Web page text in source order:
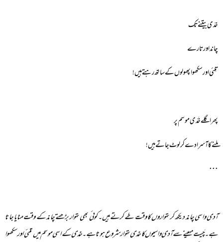
خدّی بیتنے تک
چاند اور تارے
تِلئی اور سکھوا پھولوں کے ساتھ رہتے ہیں!
پھر اگلے خَدّی موسم پر
ملنے کا آسرا دے کر لوٹ جاتے ہیں!
٠٠٠
آدی واسی چاند دیکھ کر تہواروں کا وقت طے کرتے ہیں۔ کوئی بھی تہوار بڑھتے چاند کے وقت منایا جاتا
ہے۔چَیت مہینے سے آدی واسیوں کا خدّی تہوار شروع ہوتا ہے۔خدّی کے اسی موسم میں تِلئی اور سکھوا